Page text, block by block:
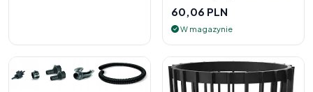
60,06 PLN
W magazynie